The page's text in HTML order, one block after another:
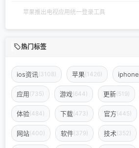
苹果推出电视应用统一登录工具
热门标签
ios资讯 (3108) 苹果(1426) iphone
应用(735) 游戏(644) 更新(519)
体验(484) 下载(473) 官方(445)
网站(400) 软件(379) 技术(352)